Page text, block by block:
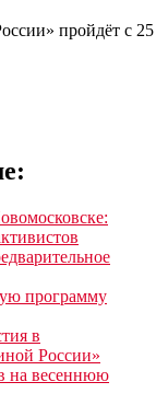
пройдёт с 25
программу
в
России»
на весеннюю